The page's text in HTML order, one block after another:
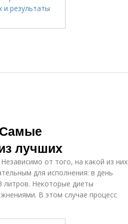
лучших
от того, на какой из них
для исполнения: в день
Некоторые диеты
В этом случае процесс